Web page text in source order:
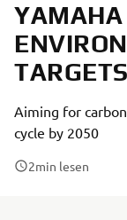
YAMAHA
TARGETS
Aiming for
cycle by 2050
2min lesen